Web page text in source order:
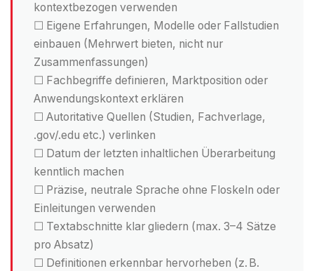
kontextbezogen verwenden
☐ Eigene Erfahrungen, Modelle oder Fallstudien
einbauen (Mehrwert bieten, nicht nur
Zusammenfassungen)
☐ Fachbegriffe definieren, Marktposition oder
Anwendungskontext erklären
☐ Autoritative Quellen (Studien, Fachverlage,
.gov/.edu etc.) verlinken
☐ Datum der letzten inhaltlichen Überarbeitung
kenntlich machen
☐ Präzise, neutrale Sprache ohne Floskeln oder
Einleitungen verwenden
☐ Textabschnitte klar gliedern (max. 3–4 Sätze
pro Absatz)
☐ Definitionen erkennbar hervorheben (z. B.